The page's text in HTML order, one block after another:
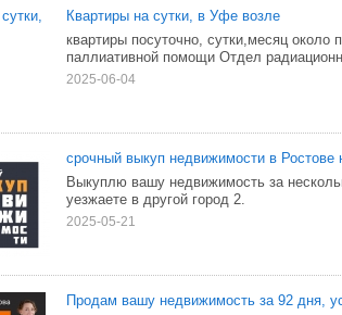
Квартиры на сутки, в Уфе возле
квартиры посуточно, сутки,месяц около
паллиативной помощи Отдел
2025-06-04
срочный выкуп недвижимости в Ростове
Выкуплю вашу недвижимость за
уезжаете в другой город 2.
2025-05-21
Продам вашу недвижимость за 92 дня,